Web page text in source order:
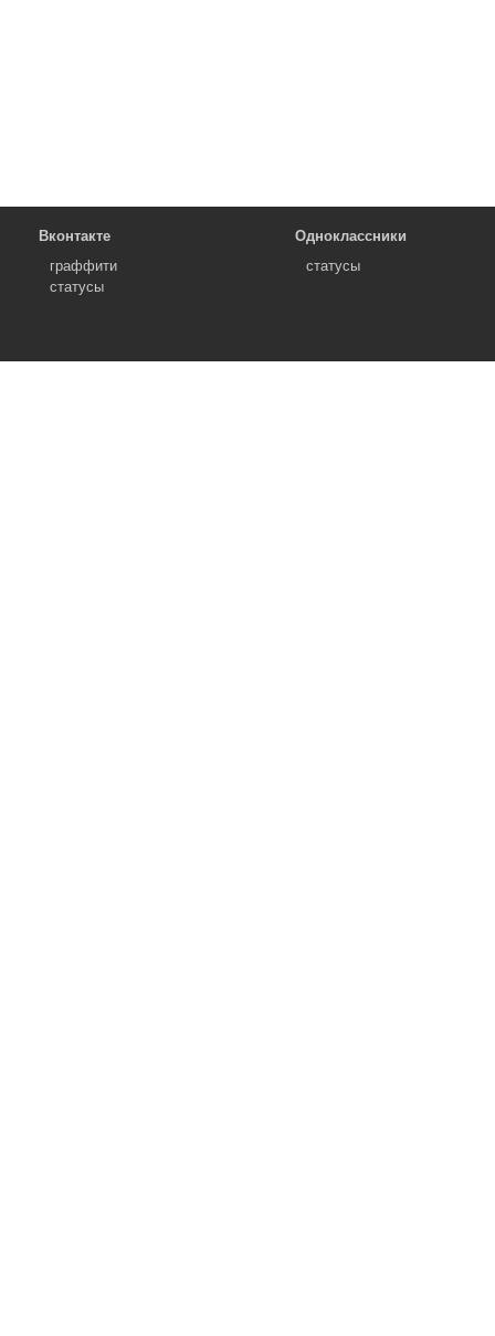
Вконтакте
граффити
статусы
Одноклассники
статусы